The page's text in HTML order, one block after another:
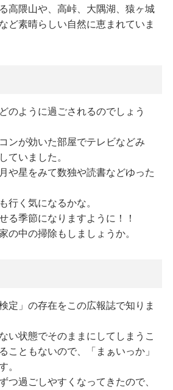
高隈山や、高峠、大隅湖、猿ヶ城
ど素晴らしい自然に恵まれていま
のように過ごされるのでしょう
ンが効いた部屋でテレビなどみ
ていました。
や星をみて数独や読書などゆった
行く気になるかな。
る季節になりますように！！
の中の掃除もしましょうか。
定」の存在をこの広報誌で知りま
い状態でそのままにしてしまうこ
こともないので、「まぁいっか」
。
つ過ごしやすくなってきたので、